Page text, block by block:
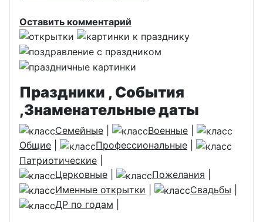
Оставить комментарий
Праздники , События
,Знаменательные даты
Семейные Военные
Общие
Профессиональные
Патриотические
Церковные
Пожелания
Именные открытки
Свадьбы
ДР по годам